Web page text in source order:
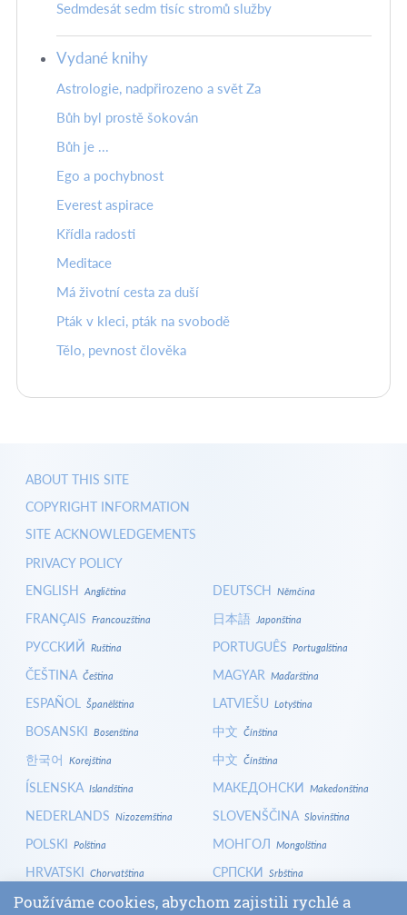
Sedmdesát sedm tisíc stromů služby
Vydané knihy
Astrologie, nadpřirozeno a svět Za
Bůh byl prostě šokován
Bůh je ...
Ego a pochybnost
Everest aspirace
Křídla radosti
Meditace
Má životní cesta za duší
Pták v kleci, pták na svobodě
Tělo, pevnost člověka
ABOUT THIS SITE
COPYRIGHT INFORMATION
SITE ACKNOWLEDGEMENTS
PRIVACY POLICY
ENGLISH Angličtina
FRANÇAIS Francouzština
РУССКИЙ Ruština
ČEŠTINA Čeština
ESPAÑOL Španělština
BOSANSKI Bosenština
한국어 Korejština
ÍSLENSKA Islandština
NEDERLANDS Nizozemština
POLSKI Polština
HRVATSKI Chorvatština
ITALIANOItalština
DEUTSCH Němčina
日本語 Japonština
PORTUGUÊS Portugalština
MAGYAR Maďarština
LATVIEŠU Lotyština
中文 Čínština
中文 Čínština
МАКЕДОНСКИ Makedonština
SLOVENŠČINA Slovinština
МОНГОЛ Mongolština
СРПСКИ Srbština
বাংলাBengálština
Používáme cookies, abychom zajistili rychlé a